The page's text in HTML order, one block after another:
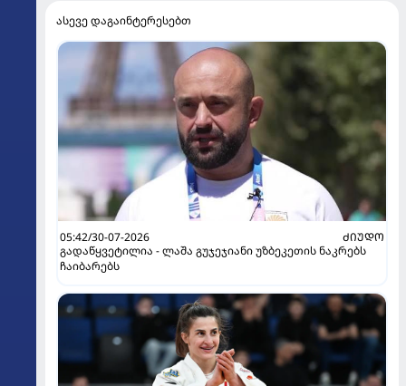
ასევე დაგაინტერესებთ
05:42/30-07-2026
ᲫᲘᲣᲓᲝ
გადაწყვეტილია - ლაშა გუჯეჯიანი უზბეკეთის ნაკრებს
ჩაიბარებს